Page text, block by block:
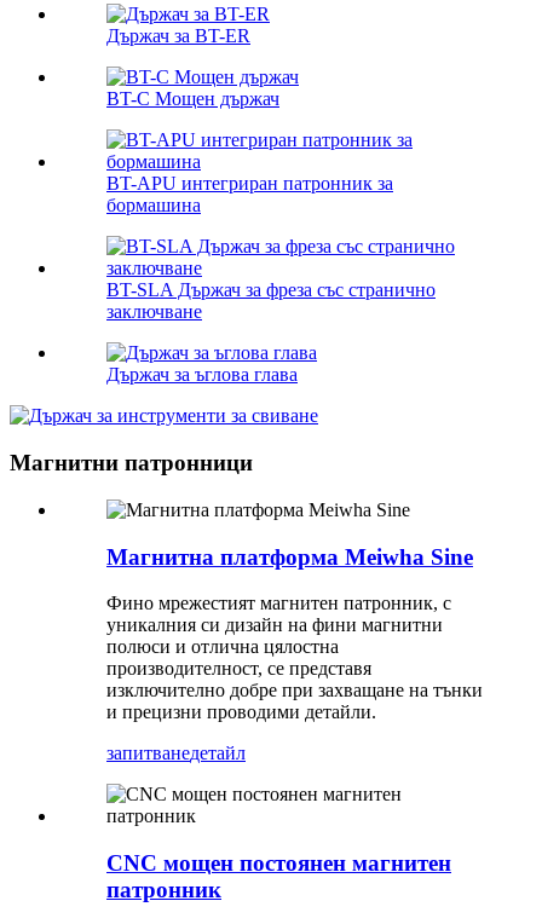
Държач за BT-ER
BT-C Мощен държач
BT-APU интегриран патронник за
бормашина
BT-SLA Държач за фреза със странично
заключване
Държач за ъглова глава
Магнитни патронници
Магнитна платформа Meiwha Sine
Фино мрежестият магнитен патронник, с
уникалния си дизайн на фини магнитни
полюси и отлична цялостна
производителност, се представя
изключително добре при захващане на тънки
и прецизни проводими детайли.
запитванедетайл
CNC мощен постоянен магнитен
патронник